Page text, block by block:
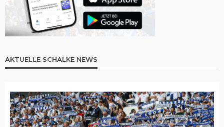
AKTUELLE SCHALKE NEWS